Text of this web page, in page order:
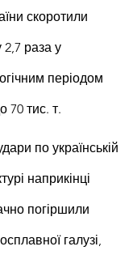
скоротили
2,7 раза у
періодом
70 тис. т.
по українській
наприкінці
погіршили
галузі,